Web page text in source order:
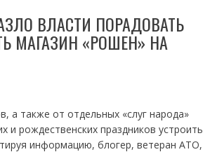
ВЛАСТИ ПОРАДОВАТЬ
МАГАЗИН «РОШЕН» НА
а также от отдельных «слуг народа»
и рождественских праздников устроить
информацию, блогер, ветеран АТО,